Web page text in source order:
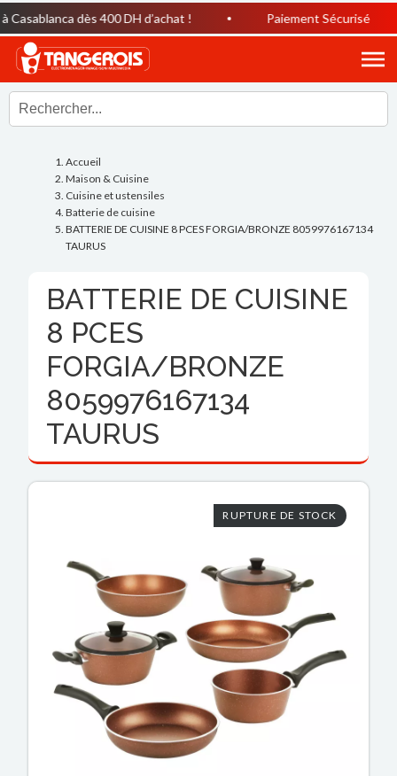
dès 400 DH d’achat ! Paiement Sécurisé
Accueil
Maison & Cuisine
Cuisine et ustensiles
Batterie de cuisine
BATTERIE DE CUISINE 8 PCES FORGIA/BRONZE 8059976167134
TAURUS
BATTERIE DE CUISINE
8 PCES
FORGIA/BRONZE
8059976167134
TAURUS
RUPTURE DE STOCK